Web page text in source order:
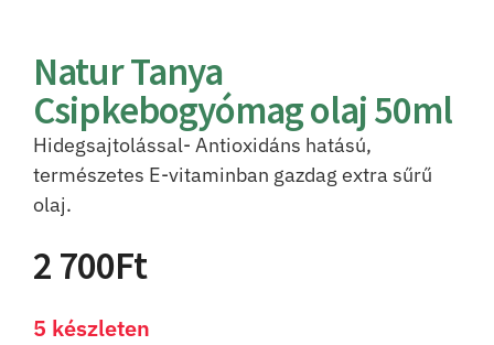
Natur Tanya
Csipkebogyómag olaj 50ml
Hidegsajtolással- Antioxidáns hatású,
természetes E-vitaminban gazdag extra sűrű
olaj.
2 700Ft
5 készleten